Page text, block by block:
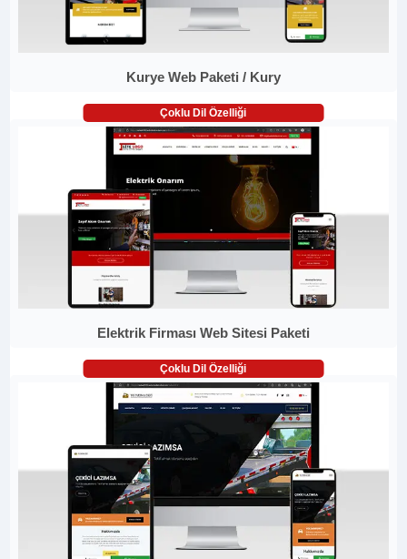
Kurye Web Paketi / Kury
Çoklu Dil Özelliği
Elektrik Firması Web Sitesi Paketi
Çoklu Dil Özelliği